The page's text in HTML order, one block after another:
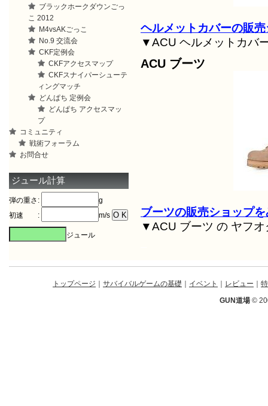
ヘルメットカバーの販
▼ACU ヘルメットカバ
ACU ブーツ
ブーツの販売ショップ
▼ACU ブーツ の ヤフオ
ブラックホークダウンごっ
こ 2012
M4vsAKごっこ
No.9 交流会
CKF定例会
CKFアクセスマップ
CKFスナイパーシューテ
ィングマッチ
どんぱち 定例会
どんぱち アクセスマッ
プ
コミュニティ
戦術フォーラム
お問合せ
ジュール計算
弾の重さ:
g
初速 :
m/s
ジュール
トップページ サバイバルゲームの基礎 イベント レビュー
GUN道場 ©